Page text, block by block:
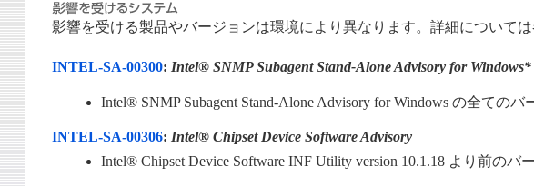
影響を受ける製品やバージョンは環境により異なります。詳細について
INTEL-SA-00300: Intel® SNMP Subagent Stand-Alone Advisory for Windows*
Intel® SNMP Subagent Stand-Alone Advisory for Windows の全てのバ
INTEL-SA-00306: Intel® Chipset Device Software Advisory
Intel® Chipset Device Software INF Utility version 10.1.18 より前のバ